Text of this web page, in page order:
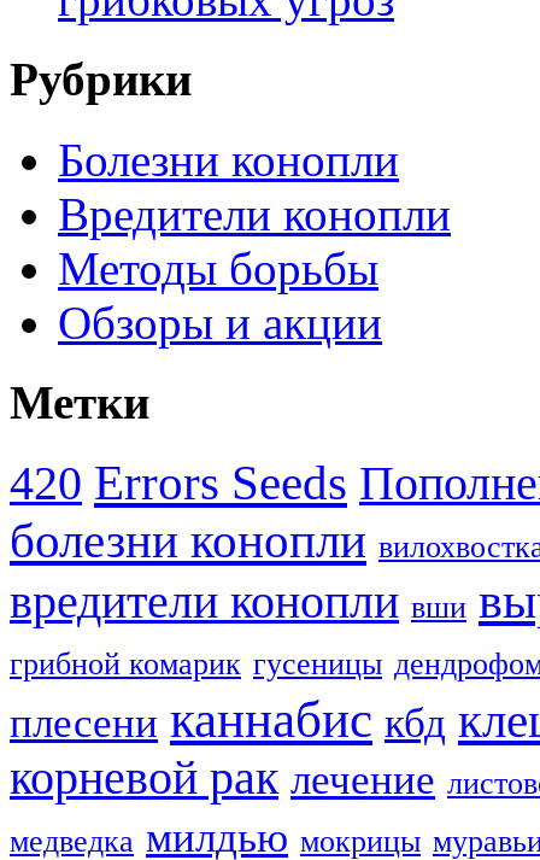
Рубрики
Болезни конопли
Вредители конопли
Методы борьбы
Обзоры и акции
Метки
420 Errors Seeds
болезни конопли
вредители конопли вши
грибной комарик гусеницы
плесени каннабис кбд
корневой рак лечение
медведка милдью мокрицы